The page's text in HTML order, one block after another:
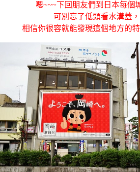
嗯~~~下回朋友們到日本每個
可別忘了低頭看水溝蓋，
相信你很容就能發現這個地方的特